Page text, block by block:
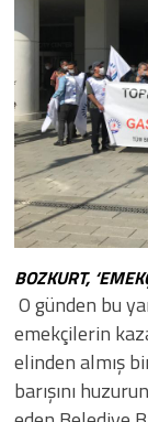
BOZKURT,
​O günden bu
emekçilerin
elinden almış
barışını